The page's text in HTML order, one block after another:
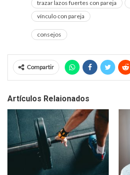
trazar lazos fuertes con pareja
vínculo con pareja
consejos
Compartir
Artículos Relaionados